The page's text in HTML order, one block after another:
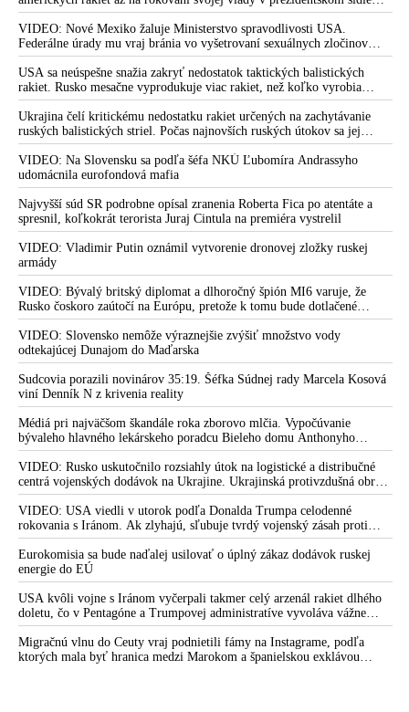
Camp David v Marylande, a preto musel odložiť plánované útoky na
Irán. Prezident USA sa pre to údajne pohádal so šéfom Pentagónu, lebo
bol presvedčený o opaku
VIDEO: Nové Mexiko žaluje Ministerstvo spravodlivosti USA.
Federálne úrady mu vraj bránia vo vyšetrovaní sexuálnych zločinov
organizátora pedofilnej siete Jeffreyho Epsteina. Ten mal nariadiť, aby
dve dievčatá zo zahraničia, ktoré boli uškrtené počas drsného
fetišistického sexu, pochovali v blízkosti jeho ranča v tomto americkom
štáte
USA sa neúspešne snažia zakryť nedostatok taktických balistických
rakiet. Rusko mesačne vyprodukuje viac rakiet, než koľko vyrobia
všetci producenti systémov Patriot dohromady
Ukrajina čelí kritickému nedostatku rakiet určených na zachytávanie
ruských balistických striel. Počas najnovších ruských útokov sa jej
nepodarilo zostreliť ani jednu. Volodymyr Zelenskyj sa v zúfalstve snaží
prostredníctvom NATO zabezpečiť ich dodávky
VIDEO: Na Slovensku sa podľa šéfa NKÚ Ľubomíra Andrassyho
udomácnila eurofondová mafia
Najvyšší súd SR podrobne opísal zranenia Roberta Fica po atentáte a
spresnil, koľkokrát terorista Juraj Cintula na premiéra vystrelil
VIDEO: Vladimir Putin oznámil vytvorenie dronovej zložky ruskej
armády
VIDEO: Bývalý britský diplomat a dlhoročný špión MI6 varuje, že
Rusko čoskoro zaútočí na Európu, pretože k tomu bude dotlačené
rovnako, ako bolo dotlačené k invázii na Ukrajinu v roku 2022.
Zelenskyj medzitým v Kyjeve naliehal na zhromaždených diplomatov,
aby vo svete zháňali energie pre Ukrajinu na zimu. Putin vraj bude
mobilizovať a vojna sa do zimy pravdepodobne neskončí
VIDEO: Slovensko nemôže výraznejšie zvýšiť množstvo vody
odtekajúcej Dunajom do Maďarska
Sudcovia porazili novinárov 35:19. Šéfka Súdnej rady Marcela Kosová
viní Denník N z krivenia reality
Médiá pri najväčšom škandále roka zborovo mlčia. Vypočúvanie
bývaleho hlavného lekárskeho poradcu Bieleho domu Anthonyho
Fauciho pred výborom amerického Senátu väčšina médií ignorovala
VIDEO: Rusko uskutočnilo rozsiahly útok na logistické a distribučné
centrá vojenských dodávok na Ukrajine. Ukrajinská protivzdušná obrana
nedokázala počas ničivého nočného útoku na Kyjev a jeho okolie
zachytiť ani jednu ruskú raketu
VIDEO: USA viedli v utorok podľa Donalda Trumpa celodenné
rokovania s Iránom. Ak zlyhajú, sľubuje tvrdý vojenský zásah proti
Teheránu
Eurokomisia sa bude naďalej usilovať o úplný zákaz dodávok ruskej
energie do EÚ
USA kvôli vojne s Iránom vyčerpali takmer celý arzenál rakiet dlhého
doletu, čo v Pentagóne a Trumpovej administratíve vyvoláva vážne
obavy o bojaschopnosť americkej armády v prípade vypuknutia
konfliktu s Čínou alebo Ruskom
Migračnú vlnu do Ceuty vraj podnietili fámy na Instagrame, podľa
ktorých mala byť hranica medzi Marokom a španielskou exklávou